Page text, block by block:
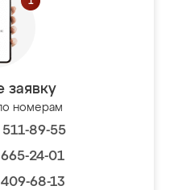
заявку
номерам
89-55
24-01
68-13